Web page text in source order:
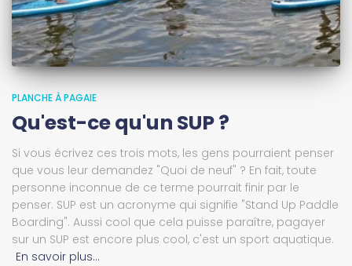
PLANCHE À PAGAIE
Qu'est-ce qu'un SUP ?
Si vous écrivez ces trois mots, les gens pourraient penser
que vous leur demandez "Quoi de neuf" ? En fait, toute
personne inconnue de ce terme pourrait finir par le
penser. SUP est un acronyme qui signifie "Stand Up Paddle
Boarding". Aussi cool que cela puisse paraître, pagayer
sur un SUP est encore plus cool, c'est un sport aquatique.
En savoir plus…